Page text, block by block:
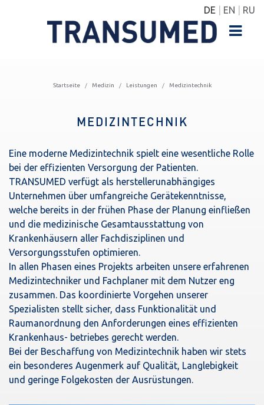
DE EN RU
Startseite Medizin Leistungen Medizintechnik
MEDIZINTECHNIK
Eine moderne Medizintechnik spielt eine wesentliche Rolle
bei der effizienten Versorgung der Patienten.
TRANSUMED verfügt als herstellerunabhängiges
Unternehmen über umfangreiche Gerätekenntnisse,
welche bereits in der frühen Phase der Planung einfließen
und die medizinische Gesamtausstattung von
Krankenhäusern aller Fachdisziplinen und
Versorgungsstufen optimieren.
In allen Phasen eines Projekts arbeiten unsere erfahrenen
Medizintechniker und Fachplaner mit dem Nutzer eng
zusammen. Das koordinierte Vorgehen unserer
Spezialisten stellt sicher, dass Funktionalität und
Raumanordnung den Anforderungen eines effizienten
Krankenhaus- betriebes gerecht werden.
Bei der Beschaffung von Medizintechnik haben wir stets
ein besonderes Augenmerk auf Qualität, Langlebigkeit
und geringe Folgekosten der Ausrüstungen.